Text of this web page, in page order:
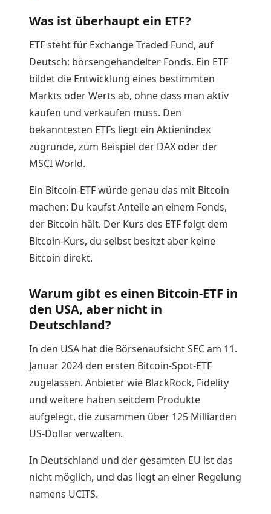
Was ist überhaupt ein ETF?
ETF steht für Exchange Traded Fund, auf
Deutsch: börsengehandelter Fonds. Ein ETF
bildet die Entwicklung eines bestimmten
Markts oder Werts ab, ohne dass man aktiv
kaufen und verkaufen muss. Den
bekanntesten ETFs liegt ein Aktienindex
zugrunde, zum Beispiel der DAX oder der
MSCI World.
Ein Bitcoin-ETF würde genau das mit Bitcoin
machen: Du kaufst Anteile an einem Fonds,
der Bitcoin hält. Der Kurs des ETF folgt dem
Bitcoin-Kurs, du selbst besitzt aber keine
Bitcoin direkt.
Warum gibt es einen Bitcoin-ETF in
den USA, aber nicht in
Deutschland?
In den USA hat die Börsenaufsicht SEC am 11.
Januar 2024 den ersten Bitcoin-Spot-ETF
zugelassen. Anbieter wie BlackRock, Fidelity
und weitere haben seitdem Produkte
aufgelegt, die zusammen über 125 Milliarden
US-Dollar verwalten.
In Deutschland und der gesamten EU ist das
nicht möglich, und das liegt an einer Regelung
namens UCITS.